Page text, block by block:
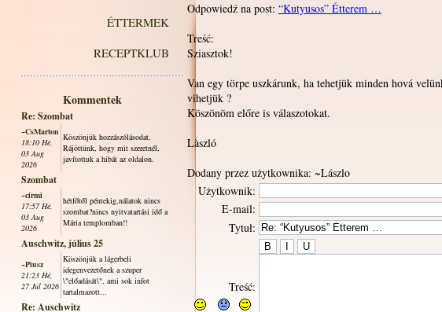
ÉTTERMEK
RECEPTKLUB
Kommentek
Re: Szombat
~CsMarton
18:10 Hé,
03 Aug
2026
Köszönjük hozzászólásodat.
Rájöttünk, hogy mit szeretnél,
javítottuk a hibát az oldalon.
Szombat
~cirmi
17:57 Hé,
03 Aug
2026
hétfőtől péntekig,nálatok nincs
szombat?nincs nyitvatartási idő a
Mária templomban!!
Auschwitz, július 25
~Piusz
21:23 Hé,
27 Júl 2026
Köszönjük a lágerbeli
idegenvezetőnek a szuper
\"előadását\", ami sok infot
tartalmazott...
Re: Auschwitz
Odpowiedź na post: “Kutyusos” Étterem …
Treść:
Sziasztok!
Van egy törpe uszkárunk, ha tehetjük minden hová
vihetjük ?
Köszönöm előre is válaszotokat.
Làszló
Dodany przez użytkownika: ~Lászlo
Użytkownik:
E-mail:
Tytuł:
Treść: